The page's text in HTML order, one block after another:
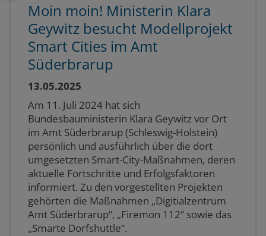
Moin moin! Ministerin Klara
Geywitz besucht Modellprojekt
Smart Cities im Amt
Süderbrarup
13.05.2025
Am 11. Juli 2024 hat sich
Bundesbauministerin Klara Geywitz vor Ort
im Amt Süderbrarup (Schleswig-Holstein)
persönlich und ausführlich über die dort
umgesetzten Smart-City-Maßnahmen, deren
aktuelle Fortschritte und Erfolgsfaktoren
informiert. Zu den vorgestellten Projekten
gehörten die Maßnahmen „Digitialzentrum
Amt Süderbrarup“, „Firemon 112“ sowie das
„Smarte Dorfshuttle“.